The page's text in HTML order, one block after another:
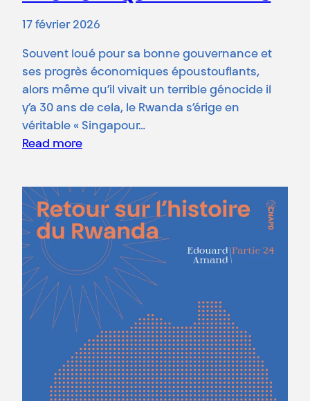
17 février 2026
Souvent loué pour sa bonne gouvernance et
ses progrès économiques époustouflants,
alors même qu’il vivait un terrible génocide il
y’a 30 ans de cela, le Rwanda s’érige en
véritable « Singapour…
Read more